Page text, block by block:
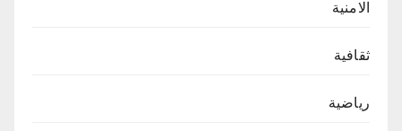
الامنية
ثقافية
رياضية